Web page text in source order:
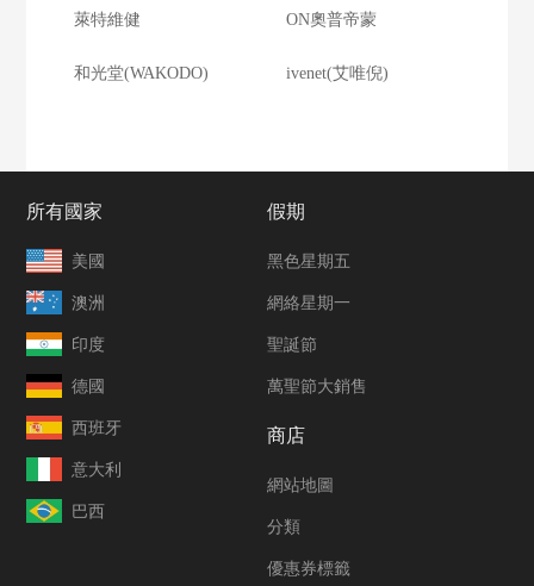
萊特維健 ON奧普帝蒙
和光堂(WAKODO) ivenet(艾唯倪)
所有國家
美國
澳洲
印度
德國
西班牙
意大利
巴西
假期
黑色星期五
網絡星期一
聖誕節
萬聖節大銷售
商店
網站地圖
分類
優惠券標籤